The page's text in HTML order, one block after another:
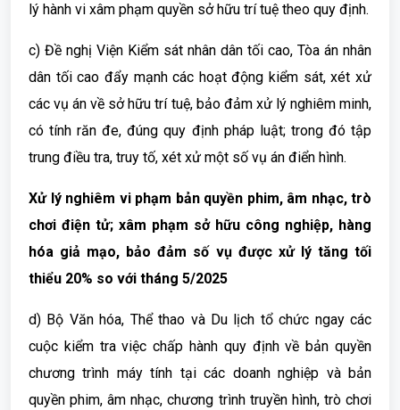
lý hành vi xâm phạm quyền sở hữu trí tuệ theo quy định.
c) Đề nghị Viện Kiểm sát nhân dân tối cao, Tòa án nhân
dân tối cao đẩy mạnh các hoạt động kiểm sát, xét xử
các vụ án về sở hữu trí tuệ, bảo đảm xử lý nghiêm minh,
có tính răn đe, đúng quy định pháp luật; trong đó tập
trung điều tra, truy tố, xét xử một số vụ án điển hình.
Xử lý nghiêm vi phạm bản quyền phim, âm nhạc, trò
chơi điện tử; xâm phạm sở hữu công nghiệp, hàng
hóa giả mạo, bảo đảm số vụ được xử lý tăng tối
thiểu 20% so với tháng 5/2025
d) Bộ Văn hóa, Thể thao và Du lịch tổ chức ngay các
cuộc kiểm tra việc chấp hành quy định về bản quyền
chương trình máy tính tại các doanh nghiệp và bản
quyền phim, âm nhạc, chương trình truyền hình, trò chơi